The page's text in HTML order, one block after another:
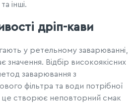
інші.
дріп-кави
у ретельному заварюванні,
значення. Відбір високоякісних
заварювання з
фільтра та води потрібної
створює неповторний смак